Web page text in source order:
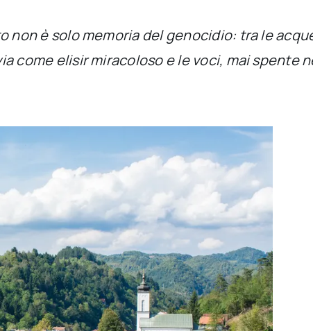
non è solo memoria del genocidio: tra le
come elisir miracoloso e le voci, mai spente